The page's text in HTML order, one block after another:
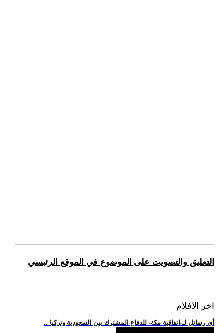
التعليق والتصويت على الموضوع في الموقع الرئيسي
اخر الافلام
.. أي رسائل لـ-اتفاقية مكة- للدفاع المشترك بين السعودية وتركيا